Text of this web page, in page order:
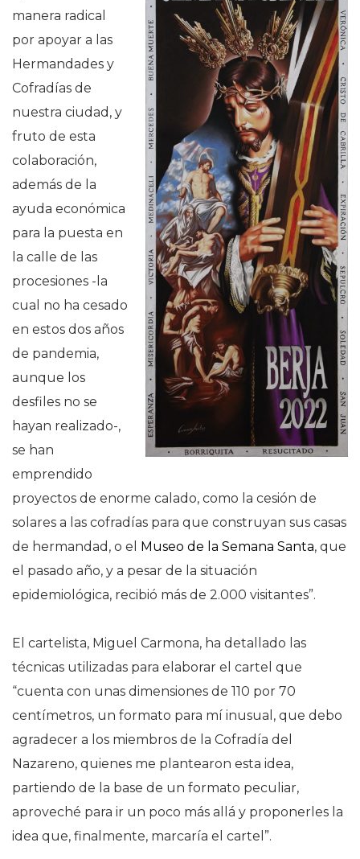
manera radical
por apoyar a las
Hermandades y
Cofradías de
nuestra ciudad, y
fruto de esta
colaboración,
además de la
ayuda económica
para la puesta en
la calle de las
procesiones -la
cual no ha cesado
en estos dos años
de pandemia,
aunque los
desfiles no se
hayan realizado-,
se han
emprendido
proyectos de enorme calado, como la cesión de
solares a las cofradías para que construyan sus casas
de hermandad, o el Museo de la Semana Santa, que
el pasado año, y a pesar de la situación
epidemiológica, recibió más de 2.000 visitantes”.
El cartelista, Miguel Carmona, ha detallado las
técnicas utilizadas para elaborar el cartel que
“cuenta con unas dimensiones de 110 por 70
centímetros, un formato para mí inusual, que debo
agradecer a los miembros de la Cofradía del
Nazareno, quienes me plantearon esta idea,
partiendo de la base de un formato peculiar,
aproveché para ir un poco más allá y proponerles la
idea que, finalmente, marcaría el cartel”.